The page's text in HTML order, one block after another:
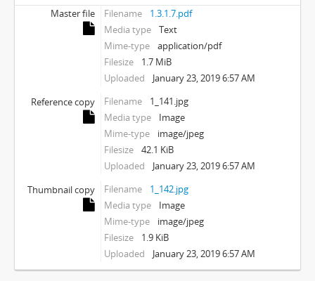
Master file Filename
1.3.1.7.pdf
Media type
Text
Mime-type
application/pdf
Filesize
1.7 MiB
Uploaded
January 23, 2019 6:57 AM
Reference copy
Filename
1_141.jpg
Media type
Image
Mime-type
image/jpeg
Filesize
42.1 KiB
Uploaded
January 23, 2019 6:57 AM
Thumbnail copy
Filename
1_142.jpg
Media type
Image
Mime-type
image/jpeg
Filesize
1.9 KiB
Uploaded
January 23, 2019 6:57 AM